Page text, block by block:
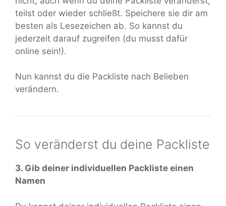
teilst oder wieder schließt. Speichere sie dir am
besten als Lesezeichen ab. So kannst du
jederzeit darauf zugreifen (du musst dafür
online sein!).
Nun kannst du die Packliste nach Belieben
verändern.
So veränderst du deine Packliste
3. Gib deiner individuellen Packliste einen
Namen